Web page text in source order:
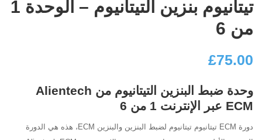
تيتانيوم بنزين التيتانيوم – الوحدة 1
من 6
£75.00
وحدة ضبط البنزين التيتانيوم من Alientech
ECM عبر الإنترنت 1 من 6
دورة ECM تيتانيوم تيتانيوم لضبط البنزين والبنزين ECM، هذه هي الدورة